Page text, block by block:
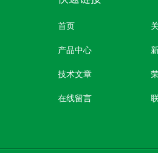
首页
产品中心
技术文章
在线留言